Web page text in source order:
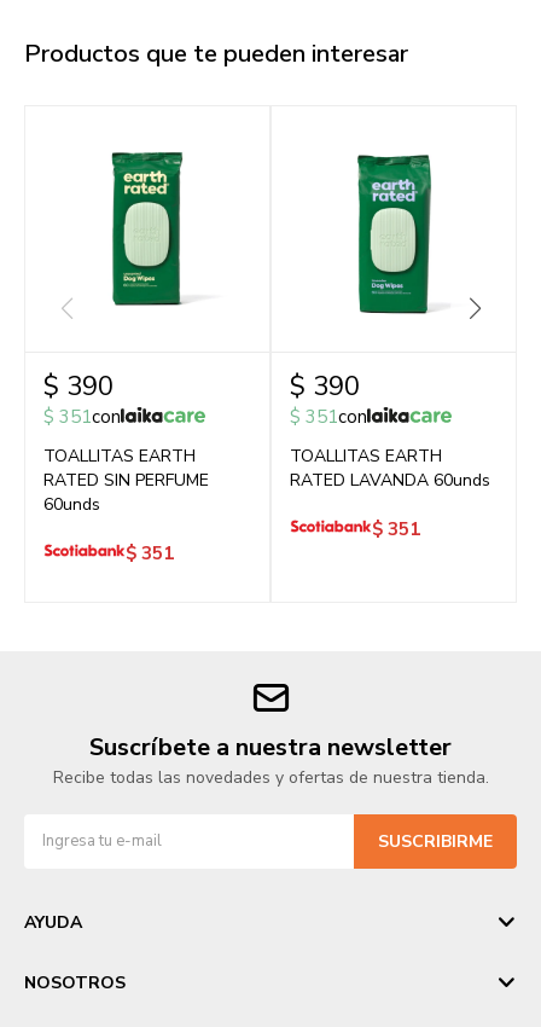
Productos que te pueden interesar
$ 390
$ 351con
TOALLITAS EARTH
RATED SIN PERFUME
60unds
$ 351
$ 390
$ 351con
TOALLITAS EARTH
RATED LAVANDA 60unds
$ 351
Suscríbete a nuestra newsletter
Recibe todas las novedades y ofertas de nuestra tienda.
SUSCRIBIRME
AYUDA
NOSOTROS